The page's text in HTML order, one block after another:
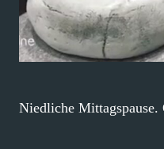
Niedliche Mittagspause.